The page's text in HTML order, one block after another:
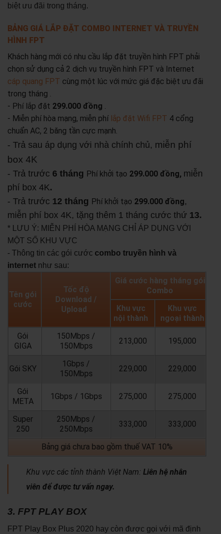
biệt ưu đãi trong tháng.
BẢNG GIÁ LẮP ĐẶT COMBO INTERNET VÀ TRUYỀN
HÌNH FPT
Khách hàng mới có nhu cầu lắp đặt truyền hình FPT phải
chọn sử dụng cả 2 dịch vụ truyền hình FPT và Internet
cáp quang FPT cùng một lúc với mức giá đặc biệt ưu đãi
trong tháng .
- Phí lắp đặt 299.000 đồng .
- Miễn phí hòa mạng, miễn phí lắp đặt Wifi FPT 4 cổng
chuẩn AC, 2 băng tần cực mạnh.
- Trả sau áp dụng với nhà chính chủ, miễn phí
box 4K
- Trả trước 6 tháng Phí khởi tạo 299.000 đồng, miễn
phí box 4K.
- Trả trước 12 tháng Phí khởi tạo 299.000 đồng,
miễn phí box 4K, tặng thêm 1 tháng cước thứ 13.
* LƯU Ý: MIỄN PHÍ HÒA MẠNG CHỈ ÁP DỤNG VỚI
MỘT SỐ KHU VỰC
- Thông tin các gói cước combo truyền hình và
internet như sau:
Tên gói
cước
Tốc độ
Download /
Upload
Giá cước hàng tháng gói
Combo
Khu vực
nội thành
Khu vực
ngoại thành
Gói
GIGA
150Mbps /
150Mbps
213,000 195,000
Gói SKY
1Gbps /
150Mbps
229,000 229,000
Gói
META
1Gbps / 1Gbps 275,000 275,000
Super
250
250Mbps /
250Mbps
333,000 333,000
Bảng giá chưa bao gồm thuế VAT 10%
Khu vực các tỉnh thành Việt Nam: Liên hệ nhân
viên để được tư vấn ngay.
3. FPT PLAY BOX
FPT Play Box Plus 2020 hay còn được gọi với mã định